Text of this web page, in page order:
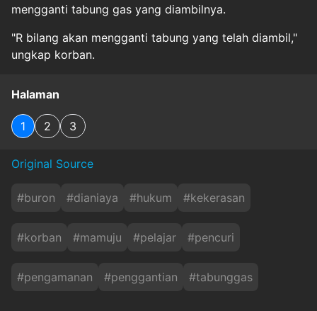
mengganti tabung gas yang diambilnya.
"R bilang akan mengganti tabung yang telah diambil,"
ungkap korban.
Halaman
1 2 3
Original Source
#buron #dianiaya #hukum #kekerasan
#korban #mamuju #pelajar #pencuri
#pengamanan #penggantian #tabunggas